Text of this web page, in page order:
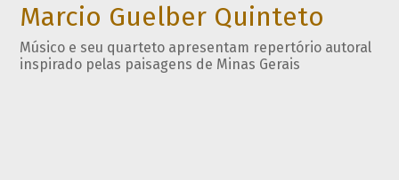
Marcio Guelber Quinteto
Músico e seu quarteto apresentam repertório autoral
inspirado pelas paisagens de Minas Gerais